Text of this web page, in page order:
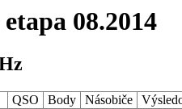
08.2014
QSO Body Násobiče